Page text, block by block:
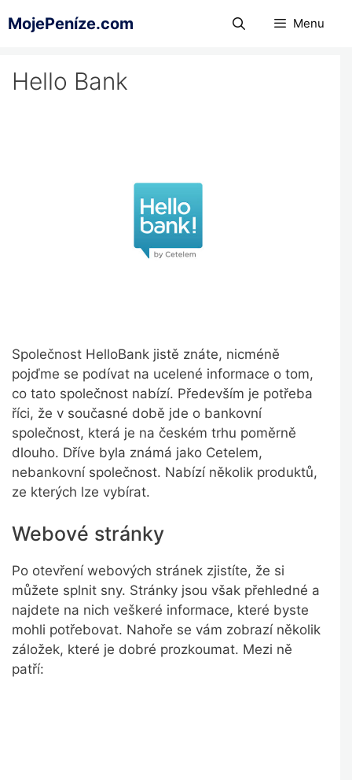
naMojePeníze.com Menu
Hello Bank
Společnost HelloBank jistě znáte, nicméně
pojďme se podívat na ucelené informace o tom,
co tato společnost nabízí. Především je potřeba
říci, že v současné době jde o bankovní
společnost, která je na českém trhu poměrně
dlouho. Dříve byla známá jako Cetelem,
nebankovní společnost. Nabízí několik produktů,
ze kterých lze vybírat.
Webové stránky
Po otevření webových stránek zjistíte, že si
můžete splnit sny. Stránky jsou však přehledné a
najdete na nich veškeré informace, které byste
mohli potřebovat. Nahoře se vám zobrazí několik
záložek, které je dobré prozkoumat. Mezi ně
patří: